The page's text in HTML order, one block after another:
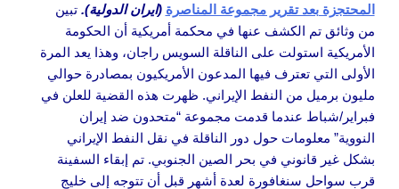
المحتجزة بعد تقرير مجموعة المناصرة (ايران الدولية). تبين
من وثائق تم الكشف عنها في محكمة أمريكية أن الحكومة
الأمريكية استولت على الناقلة السويس راجان، وهذا يعد المرة
الأولى التي تعترف فيها المدعون الأمريكيون بمصادرة حوالي
مليون برميل من النفط الإيراني. ظهرت هذه القضية للعلن في
فبراير/شباط عندما قدمت مجموعة “متحدون ضد إيران
النووية” معلومات حول دور الناقلة في نقل النفط الإيراني
بشكل غير قانوني في بحر الصين الجنوبي. تم إبقاء السفينة
قرب سواحل سنغافورة لعدة أشهر قبل أن تتوجه إلى خليج